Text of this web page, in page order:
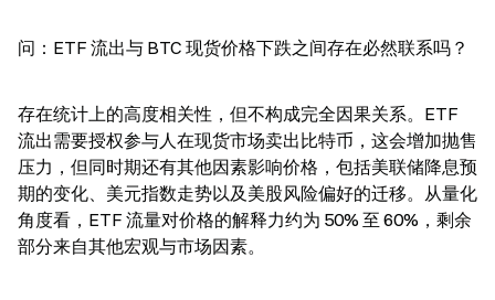
问：ETF 流出与 BTC 现货价格下跌之间存在必然联系吗？
存在统计上的高度相关性，但不构成完全因果关系。ETF
流出需要授权参与人在现货市场卖出比特币，这会增加抛售
压力，但同时期还有其他因素影响价格，包括美联储降息预
期的变化、美元指数走势以及美股风险偏好的迁移。从量化
角度看，ETF 流量对价格的解释力约为 50% 至 60%，剩余
部分来自其他宏观与市场因素。